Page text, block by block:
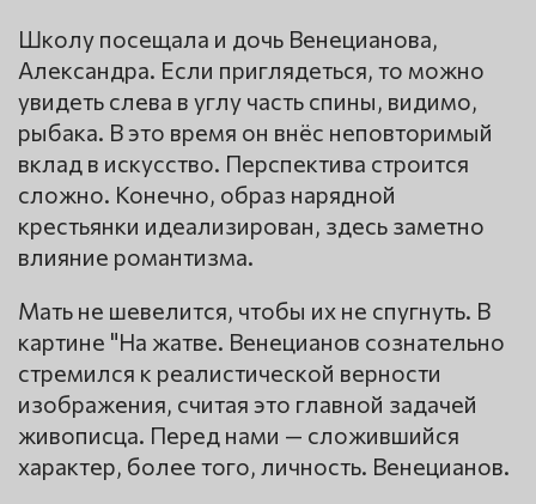
Школу посещала и дочь Венецианова,
Александра. Если приглядеться, то можно
увидеть слева в углу часть спины, видимо,
рыбака. В это время он внёс неповторимый
вклад в искусство. Перспектива строится
сложно. Конечно, образ нарядной
крестьянки идеализирован, здесь заметно
влияние романтизма.
Мать не шевелится, чтобы их не спугнуть. В
картине "На жатве. Венецианов сознательно
стремился к реалистической верности
изображения, считая это главной задачей
живописца. Перед нами — сложившийся
характер, более того, личность. Венецианов.